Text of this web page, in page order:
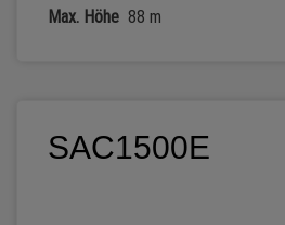
Max. Höhe 88 m
SAC1500E